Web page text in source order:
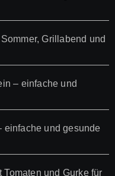
Grillabend und
– einfache und
einfache und gesunde
und Gurke für